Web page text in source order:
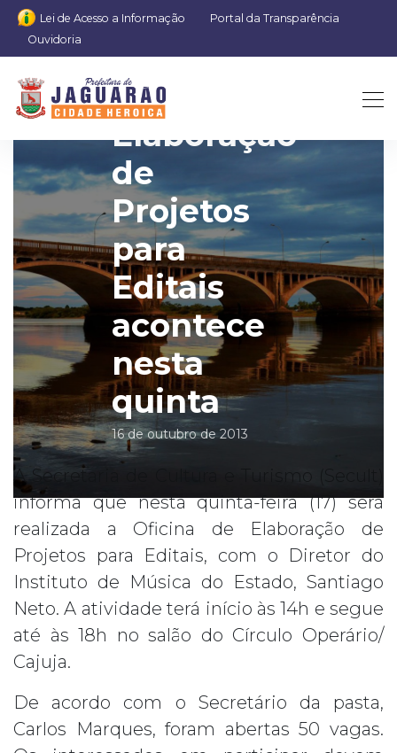
Lei de Acesso a Informação
Portal da Transparência
Ouvidoria
Oficina de
Elaboração
de
Projetos
para
Editais
acontece
nesta
quinta
16 de outubro de 2013
A Secretaria de Cultura e Turismo (Secult)
informa que nesta quinta-feira (17) será
realizada a Oficina de Elaboração de
Projetos para Editais, com o Diretor do
Instituto de Música do Estado, Santiago
Neto. A atividade terá início às 14h e segue
até às 18h no salão do Círculo Operário/
Cajuja.
De acordo com o Secretário da pasta,
Carlos Marques, foram abertas 50 vagas.